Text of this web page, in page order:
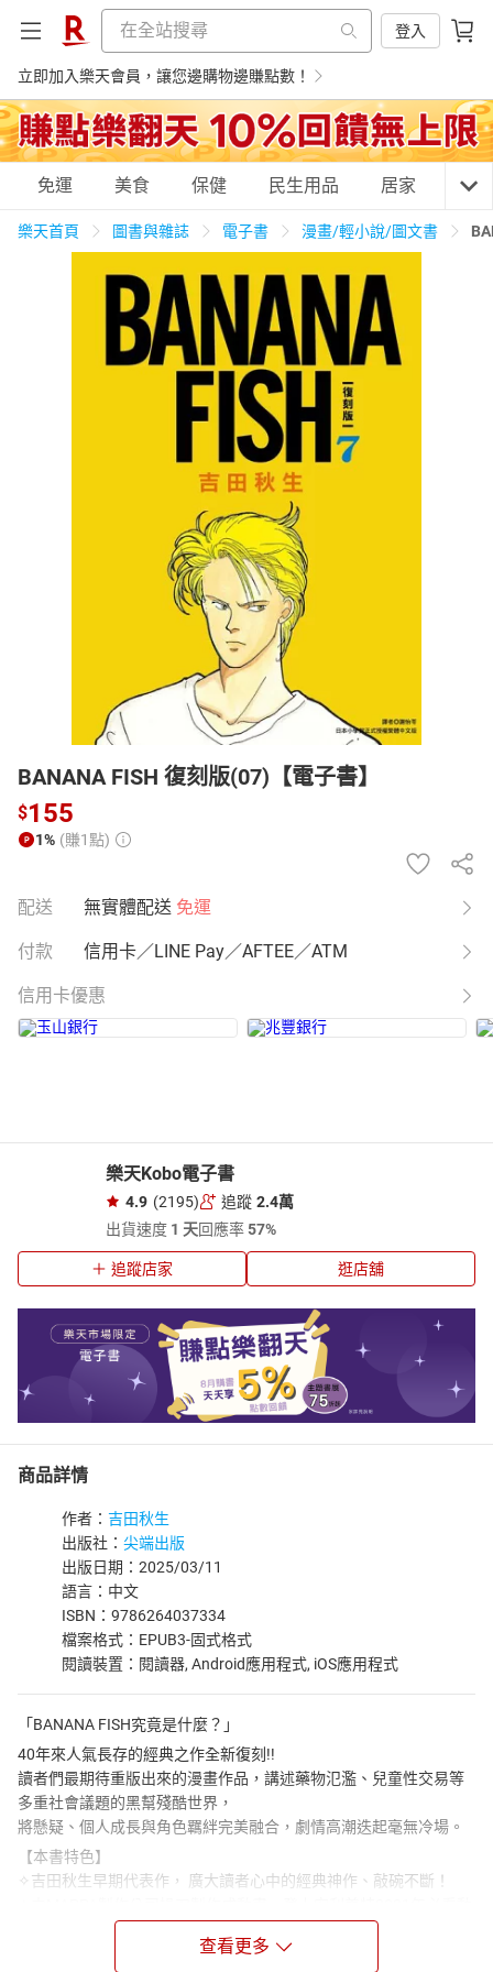
登入
立即加入樂天會員，讓您邊購物邊賺點數！
購物網分類
美食蛋糕 養生保健
3C家電 運動休閒
男裝 化妝保養
電子/紙本書
HOT
免運 美食 保健 民生用品 居家 3C
樂天首頁 圖書與雜誌 電子書 漫畫/輕小說/圖文書
BANANA FISH 復刻版(07)【電子書】
$155
1% (賺1點)
配送 無實體配送 免運
付款 信用卡／LINE Pay／AFTEE／ATM
信用卡優惠
樂天Kobo電子書
4.9 (2195) 追蹤 2.4萬
出貨速度 1 天回應率57%
追蹤店家 逛店舖
商品詳情
作者： 吉田秋生
出版社： 尖端出版
出版日期：2025/03/11
語言：中文
ISBN：9786264037334
檔案格式：EPUB3-固式格式
閱讀裝置：閱讀器, Android應用程式, iOS應用程式
「BANANA FISH究竟是什麼？」
40年來人氣長存的經典之作全新復刻!!
讀者們最期待重版出來的漫畫作品，講述藥物氾濫、兒童性交易等
多重社會議題的黑幫殘酷世界，
將懸疑、個人成長與角色羈絆完美融合，劇情高潮迭起毫無冷場。
【本書特色】
✧吉田秋生早期代表作， 廣大讀者心中的經典神作、敲碗不斷！
✧日本正式授權放大開本至25K，閱讀體驗再升級。
查看更多